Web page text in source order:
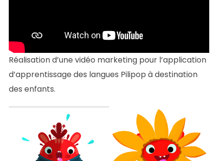
Réalisation d’une vidéo marketing pour l’application
d’apprentissage des langues Pilipop à destination
des enfants.